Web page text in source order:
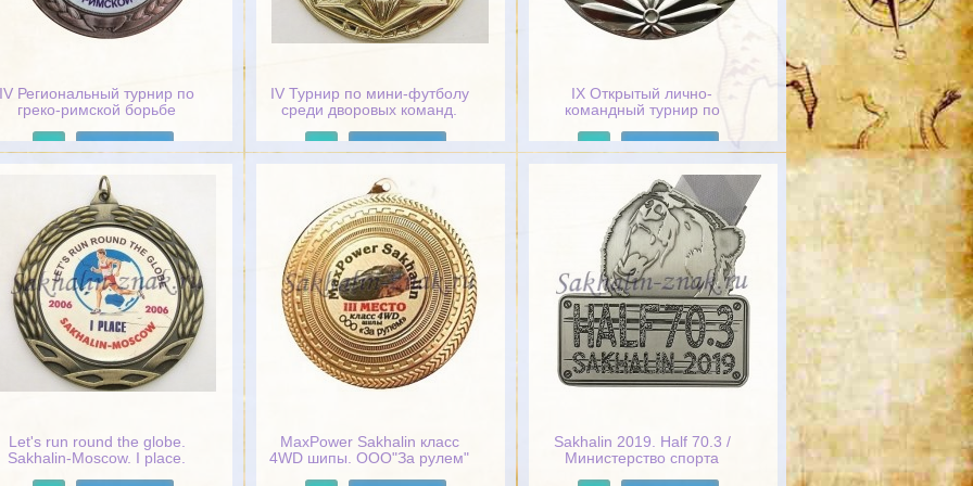
IV Региональный турнир по
греко-римской борьбе
тренера-преподавателя,
мастера спорта СССР
М.В.Ипатенкова. 2017. 3
место
IV Турнир по мини-футболу
среди дворовых команд.
Победитель. г.Южно-
Сахалинск 2007
IX Открытый лично-
командный турнир по
силовых ведомств
Сахалинской области,
посвященный памяти
сотрудников, погибших при
исполнении служебных
обязанностей. 15 ноября
2008г.
Let's run round the globe.
Sakhalin-Moscow. I place.
MaxPower Sakhalin класс
4WD шипы. ООО"За рулем"
Sakhalin 2019. Half 70.3 /
Министерство спорта